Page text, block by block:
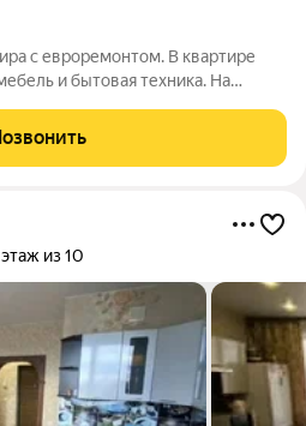
с евроремонтом. В квартире
и бытовая техника. На
этаж из 10